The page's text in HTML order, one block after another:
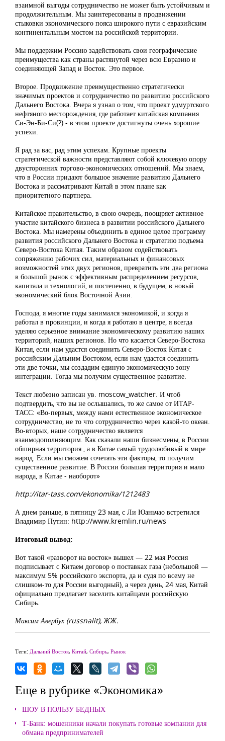
взаимной выгоды сотрудничество не может быть устойчивым и
продолжительным. Мы заинтересованы в продвижении
стыковки экономического пояса широкого пути с евразийским
континентальным мостом на российской территории.
Мы поддержим Россию задействовать свои географические
преимущества как страны растянутой через всю Евразию и
соединяющей Запад и Восток. Это первое.
Второе. Продвижение преимущественно стратегически
значимых проектов и сотрудничество по развитию российского
Дальнего Востока. Вчера я узнал о том, что проект удмуртского
нефтяного месторождения, где работает китайская компания
Си-Эн-Би-Си(?) - в этом проекте достигнуты очень хорошие
успехи.
Я рад за вас, рад этим успехам. Крупные проекты
стратегической важности представляют собой ключевую опору
двусторонних торгово-экономических отношений. Мы знаем,
что в России придают большое значение развитию Дальнего
Востока и рассматривают Китай в этом плане как
приоритетного партнера.
Китайское правительство, в свою очередь, поощряет активное
участие китайского бизнеса в развитии российского Дальнего
Востока. Мы намерены объединить в единое целое программу
развития российского Дальнего Востока и стратегию подъема
Северо-Востока Китая. Таким образом содействовать
сопряжению рабочих сил, материальных и финансовых
возможностей этих двух регионов, превратить эти два региона
в большой рынок с эффективным распределением ресурсов,
капитала и технологий, и постепенно, в будущем, в новый
экономический блок Восточной Азии.
Господа, я многие годы занимался экономикой, и когда я
работал в провинции, и когда я работаю в центре, я всегда
уделяю серьезное внимание экономическому развитию наших
территорий, наших регионов. Но что касается Северо-Востока
Китая, если нам удастся соединить Северо-Восток Китая с
российским Дальним Востоком, если нам удастся соединить
эти две точки, мы создадим единую экономическую зону
интеграции. Тогда мы получим существенное развитие.
Текст любезно записан ув. moscow_watcher. И чтоб
подтвердить, что вы не ослышались, то же самое от ИТАР-
ТАСС: «Во-первых, между нами естественное экономическое
сотрудничество, не то что сотрудничество через какой-то океан.
Во-вторых, наше сотрудничество является
взаимодополняющим. Как сказали наши бизнесмены, в России
обширная территория , а в Китае самый трудолюбивый в мире
народ. Если мы сможем сочетать эти факторы, то получим
существенное развитие. В России большая территория и мало
народа, в Китае - наоборот»
http://itar-tass.com/ekonomika/1212483
А днем раньше, в пятницу 23 мая, с Ли Юаньчао встретился
Владимир Путин: http://www.kremlin.ru/news
Итоговый вывод:
Вот такой «разворот на восток» вышел — 22 мая Россия
подписывает с Китаем договор о поставках газа (небольшой —
максимум 5% российского экспорта, да и судя по всему не
слишком-то для России выгодный), а через день, 24 мая, Китай
официально предлагает заселить китайцами российскую
Сибирь.
Максим Авербух (russnalit), ЖЖ.
Теги: Дальний Восток, Китай, Сибирь, Рынок
Еще в рубрике «Экономика»
ШОУ В ПОЛЬЗУ БЕДНЫХ
Т-Банк: мошенники начали покупать готовые компании для
обмана предпринимателей